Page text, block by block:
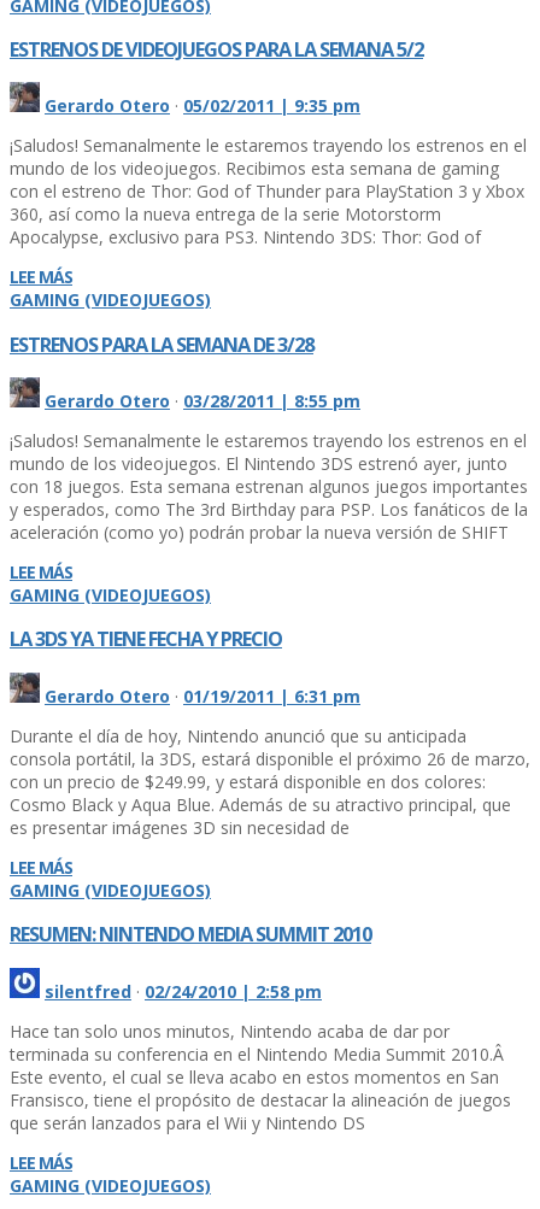
GAMING (VIDEOJUEGOS)
ESTRENOS DE VIDEOJUEGOS PARA LA SEMANA 5/2
Gerardo Otero · 05/02/2011 | 9:35 pm
¡Saludos! Semanalmente le estaremos trayendo los estrenos en el
mundo de los videojuegos. Recibimos esta semana de gaming
con el estreno de Thor: God of Thunder para PlayStation 3 y Xbox
360, así­ como la nueva entrega de la serie Motorstorm
Apocalypse, exclusivo para PS3. Nintendo 3DS: Thor: God of
LEE MÁS
GAMING (VIDEOJUEGOS)
ESTRENOS PARA LA SEMANA DE 3/28
Gerardo Otero · 03/28/2011 | 8:55 pm
¡Saludos! Semanalmente le estaremos trayendo los estrenos en el
mundo de los videojuegos. El Nintendo 3DS estrenó ayer, junto
con 18 juegos. Esta semana estrenan algunos juegos importantes
y esperados, como The 3rd Birthday para PSP. Los fanáticos de la
aceleración (como yo) podrán probar la nueva versión de SHIFT
LEE MÁS
GAMING (VIDEOJUEGOS)
LA 3DS YA TIENE FECHA Y PRECIO
Gerardo Otero · 01/19/2011 | 6:31 pm
Durante el dí­a de hoy, Nintendo anunció que su anticipada
consola portátil, la 3DS, estará disponible el próximo 26 de marzo,
con un precio de $249.99, y estará disponible en dos colores:
Cosmo Black y Aqua Blue. Además de su atractivo principal, que
es presentar imágenes 3D sin necesidad de
LEE MÁS
GAMING (VIDEOJUEGOS)
RESUMEN: NINTENDO MEDIA SUMMIT 2010
silentfred · 02/24/2010 | 2:58 pm
Hace tan solo unos minutos, Nintendo acaba de dar por
terminada su conferencia en el Nintendo Media Summit 2010.Â
Este evento, el cual se lleva acabo en estos momentos en San
Fransisco, tiene el propósito de destacar la alineación de juegos
que serán lanzados para el Wii y Nintendo DS
LEE MÁS
GAMING (VIDEOJUEGOS)